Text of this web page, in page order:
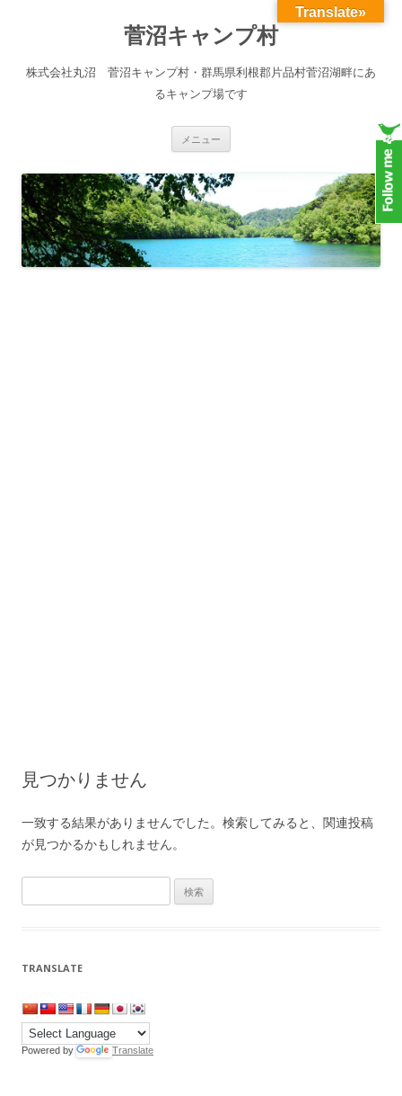
菅沼キャンプ村
株式会社丸沼 菅沼キャンプ村・群馬県利根郡片品村菅沼湖畔にあ
るキャンプ場です
メニュー
見つかりません
一致する結果がありませんでした。検索してみると、関連投稿
が見つかるかもしれません。
索:
TRANSLATE
Powered by Translate
Translate»